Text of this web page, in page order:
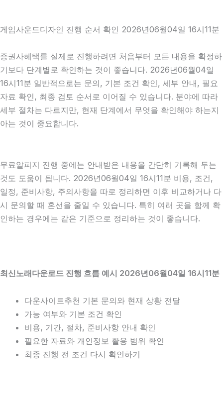
게임사운드디자인 진행 순서 확인 2026년06월04일 16시11분
증권사혜택를 실제로 진행하려면 처음부터 모든 내용을 확정하
기보다 단계별로 확인하는 것이 좋습니다. 2026년06월04일
16시11분 일반적으로는 문의, 기본 조건 확인, 세부 안내, 필요
자료 확인, 최종 검토 순서로 이어질 수 있습니다. 분야에 따라
세부 절차는 다르지만, 현재 단계에서 무엇을 확인해야 하는지
아는 것이 중요합니다.
무료알피지 진행 중에는 안내받은 내용을 간단히 기록해 두는
것도 도움이 됩니다. 2026년06월04일 16시11분 비용, 조건,
일정, 준비사항, 주의사항을 따로 정리하면 이후 비교하거나 다
시 문의할 때 혼선을 줄일 수 있습니다. 특히 여러 곳을 함께 확
인하는 경우에는 같은 기준으로 정리하는 것이 좋습니다.
최신노래다운로드 진행 흐름 예시 2026년06월04일 16시11분
다운사이트추천 기본 문의와 현재 상황 전달
가능 여부와 기본 조건 확인
비용, 기간, 절차, 준비사항 안내 확인
필요한 자료와 개인정보 활용 범위 확인
최종 진행 전 조건 다시 확인하기